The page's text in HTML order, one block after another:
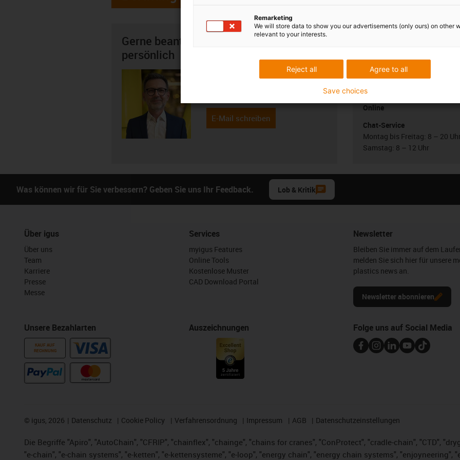
Gerne beantworte ich Ihre Fragen auch
persönlich
E-Mail schreiben
Persönlich
Montag bis Freitag: 8 – 20 Uhr
Samstag: 8 – 12 Uhr
Online
Chat-Service
Montag bis Freitag: 8 – 20 Uhr
Samstag: 8 – 12 Uhr
Was können wir für Sie verbessern? Geben Sie uns Ihr Feedback. Lob & Kritik
Über igus
Über uns
Team
Karriere
Presse
Messe
Unsere Bezahlarten
KAUF AUF
RECHNUNG
Services
myigus Features
Online Tools
Kostenlose Muster
CAD Download Portal
Auszeichnungen
Newsletter
Bleiben Sie immer auf dem
melden Sie sich hier für unsere
plastics news an.
Newsletter abonnieren
Folge uns auf Social Media
© igus, 2026 Datenschutz Cookie Policy Verfahrensordnung Impressum AGB Datenschutzeinstellungen
Die Begriffe "Apiro", "AutoChain", "CFRIP", "chainflex", "chainge", "chains for cranes", "ConProtect", "cradle-chain", "CTD",
"e-chain", "e-chain systems", "e-ketten", "e-kettensysteme", "e-loop", "energy chain", "energy chain systems", "enjoyneering",
Remarketing
We will store data to show you our advertisements (only ours) on other
relevant to your interests.
Agree to all
Reject all
Save choices